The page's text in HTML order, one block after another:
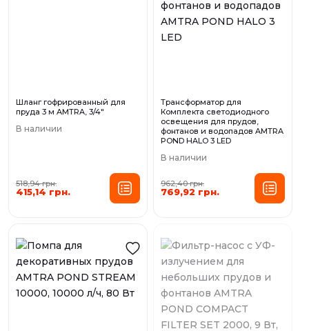
Шланг гофрированный для
пруда 3 м AMTRA, 3/4"
В наличии
518,94 грн.
415,14 грн.
Трансформатор для
Комплекта светодиодного
освещения для прудов,
фонтанов и водопадов AMTRA
POND HALO 3 LED
В наличии
962,40 грн.
769,92 грн.